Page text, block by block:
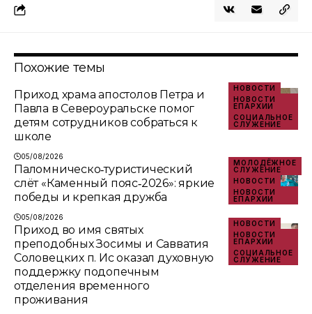
Похожие темы
НОВОСТИ
НОВОСТИ
ЕПАРХИИ
СОЦИАЛЬНОЕ
СЛУЖЕНИЕ
Приход храма апостолов Петра и
Павла в Североуральске помог
детям сотрудников собраться к
школе
05/08/2026
МОЛОДЁЖНОЕ
СЛУЖЕНИЕ
НОВОСТИ
НОВОСТИ
ЕПАРХИИ
Паломническо‑туристический
слёт «Каменный пояс‑2026»: яркие
победы и крепкая дружба
05/08/2026
НОВОСТИ
НОВОСТИ
ЕПАРХИИ
СОЦИАЛЬНОЕ
СЛУЖЕНИЕ
Приход во имя святых
преподобных Зосимы и Савватия
Соловецких п. Ис оказал духовную
поддержку подопечным
отделения временного
проживания